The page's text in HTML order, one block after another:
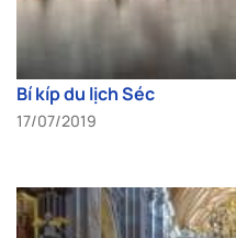
Bí kíp du lịch Séc
17/07/2019